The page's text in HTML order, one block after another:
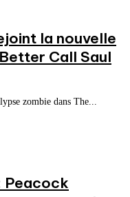
la nouvelle
Call Saul
zombie dans The...
Peacock